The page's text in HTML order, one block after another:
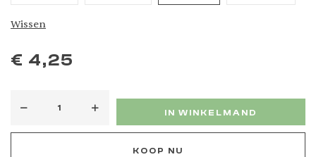
Wissen
€ 4,25
IN WINKELMAND
KOOP NU